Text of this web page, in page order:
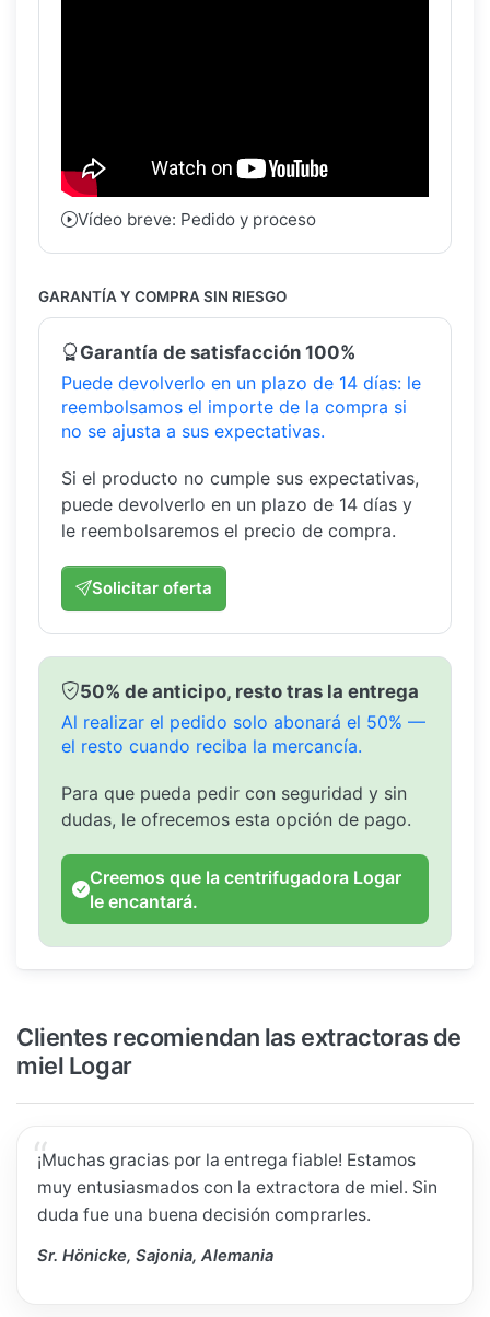
Vídeo breve: Pedido y proceso
GARANTÍA Y COMPRA SIN RIESGO
Garantía de satisfacción 100%
Puede devolverlo en un plazo de 14 días: le
reembolsamos el importe de la compra si
no se ajusta a sus expectativas.
Si el producto no cumple sus expectativas,
puede devolverlo en un plazo de 14 días y
le reembolsaremos el precio de compra.
Solicitar oferta
50% de anticipo, resto tras la entrega
Al realizar el pedido solo abonará el 50% —
el resto cuando reciba la mercancía.
Para que pueda pedir con seguridad y sin
dudas, le ofrecemos esta opción de pago.
Creemos que la centrifugadora Logar
le encantará.
Clientes recomiendan las extractoras de
miel Logar
¡Muchas gracias por la entrega fiable! Estamos
muy entusiasmados con la extractora de miel. Sin
duda fue una buena decisión comprarles.
Sr. Hönicke, Sajonia, Alemania